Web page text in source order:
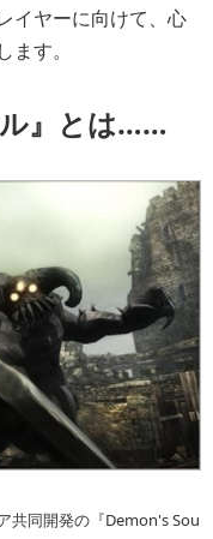
イヤーに向けて、心
す。
』とは……
共同開発の『Demon's Sou